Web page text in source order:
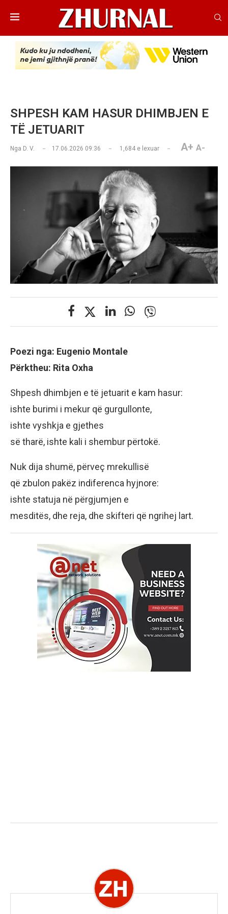
SHPESH KAM HASUR DHIMBJEN E
TË JETUARIT
Nga D. V. 17.06.2026 09:36 1,684 e lexuar A+ A-
Poezi nga: Eugenio Montale
Përktheu: Rita Oxha
Shpesh dhimbjen e të jetuarit e kam hasur:
ishte burimi i mekur që gurgullonte,
ishte vyshkja e gjethes
së tharë, ishte kali i shembur përtokë.
Nuk dija shumë, përveç mrekullisë
që zbulon pakëz indiferenca hyjnore:
ishte statuja në përgjumjen e
mesditës, dhe reja, dhe skifteri që ngrihej lart.